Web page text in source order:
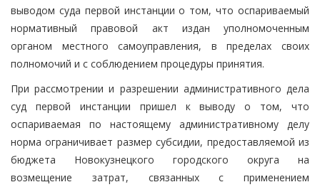
выводом суда первой инстанции о том, что оспариваемый
нормативный правовой акт издан уполномоченным
органом местного самоуправления, в пределах своих
полномочий и с соблюдением процедуры принятия.
При рассмотрении и разрешении административного дела
суд первой инстанции пришел к выводу о том, что
оспариваемая по настоящему административному делу
норма ограничивает размер субсидии, предоставляемой из
бюджета Новокузнецкого городского округа на
возмещение затрат, связанных с применением